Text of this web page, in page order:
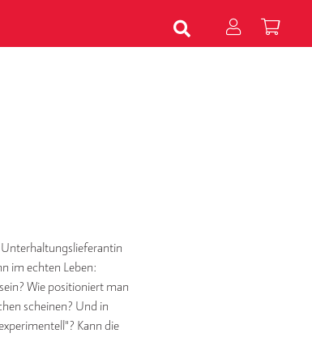
im echten Leben:
Wie positioniert man
scheinen? Und in
Kann die